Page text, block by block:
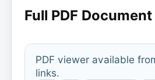
Full PDF Document
PDF viewer available
links.